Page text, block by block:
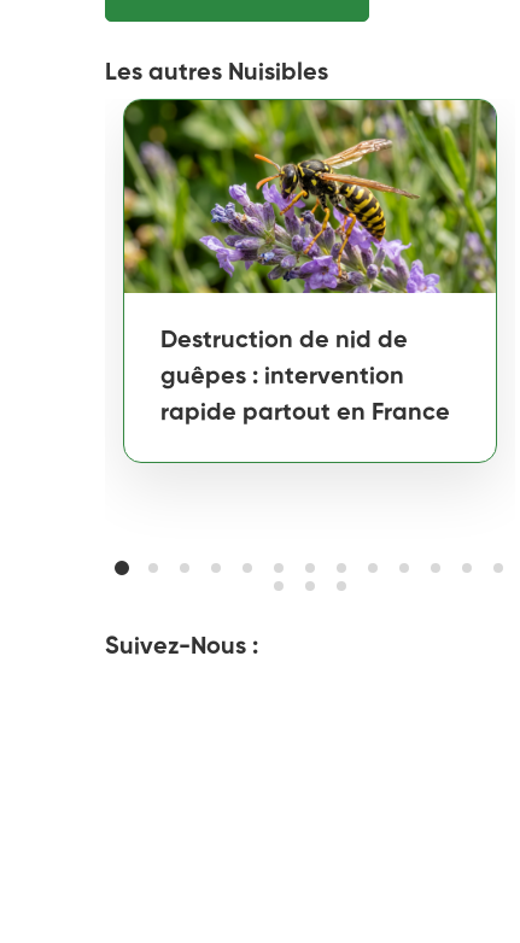
Les autres Nuisibles
Destruction de nid de
guêpes : intervention
rapide partout en France
Suivez-Nous :